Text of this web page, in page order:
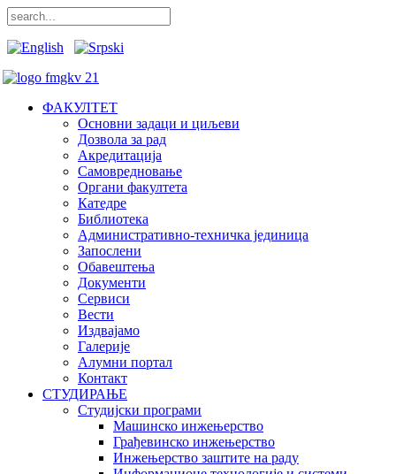
ФАКУЛТЕТ
Основни задаци и циљеви
Дозвола за рад
Акредитација
Самовредновање
Органи факултета
Катедре
Библиотека
Административно-техничка јединица
Запослени
Обавештења
Документи
Сервиси
Вести
Издвајамо
Галерије
Алумни портал
Контакт
СТУДИРАЊЕ
Студијски програми
Машинско инжењерство
Грађевинско инжењерство
Инжењерство заштите на раду